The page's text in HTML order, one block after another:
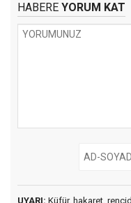
HABERE YORUM KAT
UYARI: Küfür, hakaret,